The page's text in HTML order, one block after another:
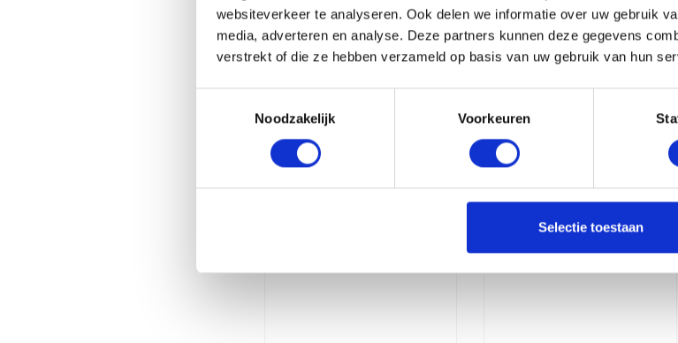
websiteverkeer te analyseren. Ook delen we informatie over uw gebruik
media, adverteren en analyse. Deze partners kunnen deze gegevens
verstrekt of die ze hebben verzameld op basis van uw gebruik van hun
Noodzakelijk
Voorkeuren
Selectie toestaan
Gerelateerde producten